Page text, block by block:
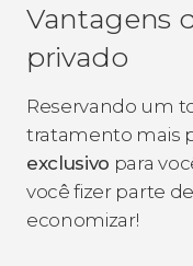
Vantagens
privado
Reservando um
tratamento mais
exclusivo para
você fizer parte
economizar!